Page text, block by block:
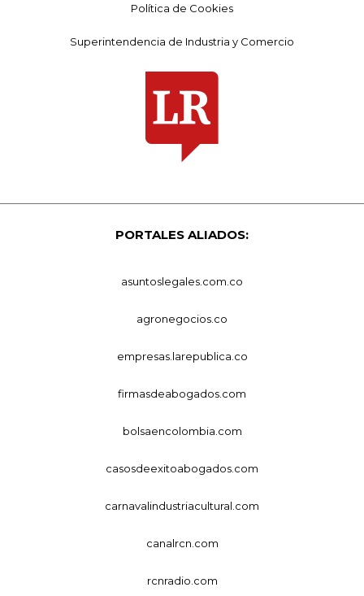
Política de Cookies
Superintendencia de Industria y Comercio
PORTALES ALIADOS:
asuntoslegales.com.co
agronegocios.co
empresas.larepublica.co
firmasdeabogados.com
bolsaencolombia.com
casosdeexitoabogados.com
carnavalindustriacultural.com
canalrcn.com
rcnradio.com